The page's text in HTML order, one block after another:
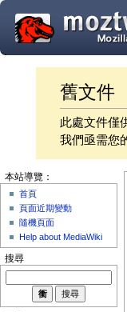
舊文件
此處文件僅
我們亟需您
本站導覽：
首頁
頁面近期變動
隨機頁面
Help about MediaWiki
搜尋